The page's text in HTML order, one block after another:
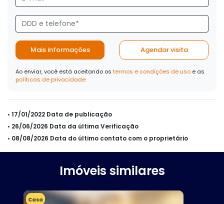
Mais informações Agendar visita
Ao enviar, você está aceitando os termos e condições de uso e as
políticas de privacidade
• 17/01/2022 Data de publicação
• 26/06/2026 Data da última Verificação
• 08/08/2026 Data do último contato com o proprietário
Imóveis similares
Casa